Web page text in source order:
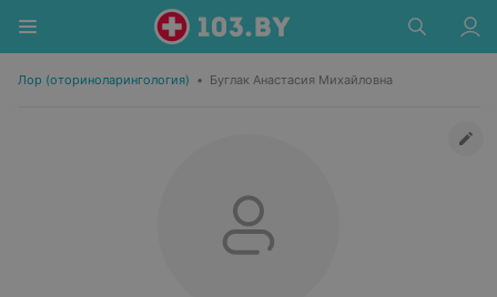
Лор (оториноларингология) • Буглак Анастасия Михайловна